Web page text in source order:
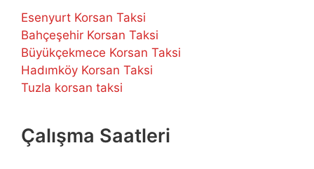
Esenyurt Korsan Taksi
Bahçeşehir Korsan Taksi
Büyükçekmece Korsan Taksi
Hadımköy Korsan Taksi
Tuzla korsan taksi
Çalışma Saatleri